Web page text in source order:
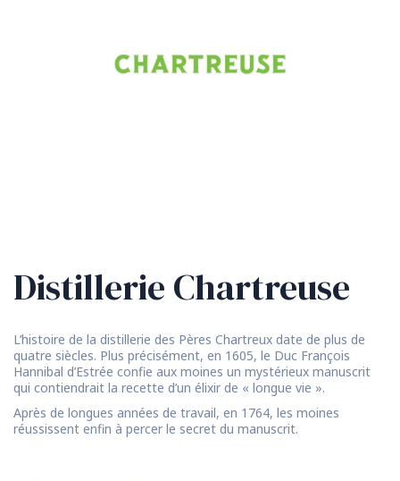
Distillerie Chartreuse
L’histoire de la distillerie des Pères Chartreux date de plus de
quatre siècles. Plus précisément, en 1605, le Duc François
Hannibal d’Estrée confie aux moines un mystérieux manuscrit
qui contiendrait la recette d’un élixir de « longue vie ».
Après de longues années de travail, en 1764, les moines
réussissent enfin à percer le secret du manuscrit.